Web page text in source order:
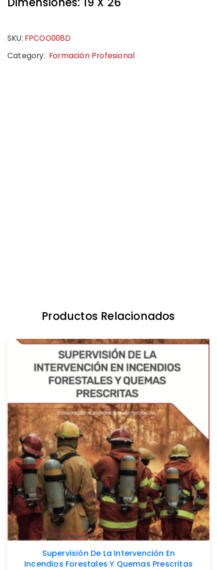
SKU: FPCOO008D
Category: Formación Profesional
Productos Relacionados
Supervisión De La Intervención En
Incendios Forestales Y Quemas Prescritas